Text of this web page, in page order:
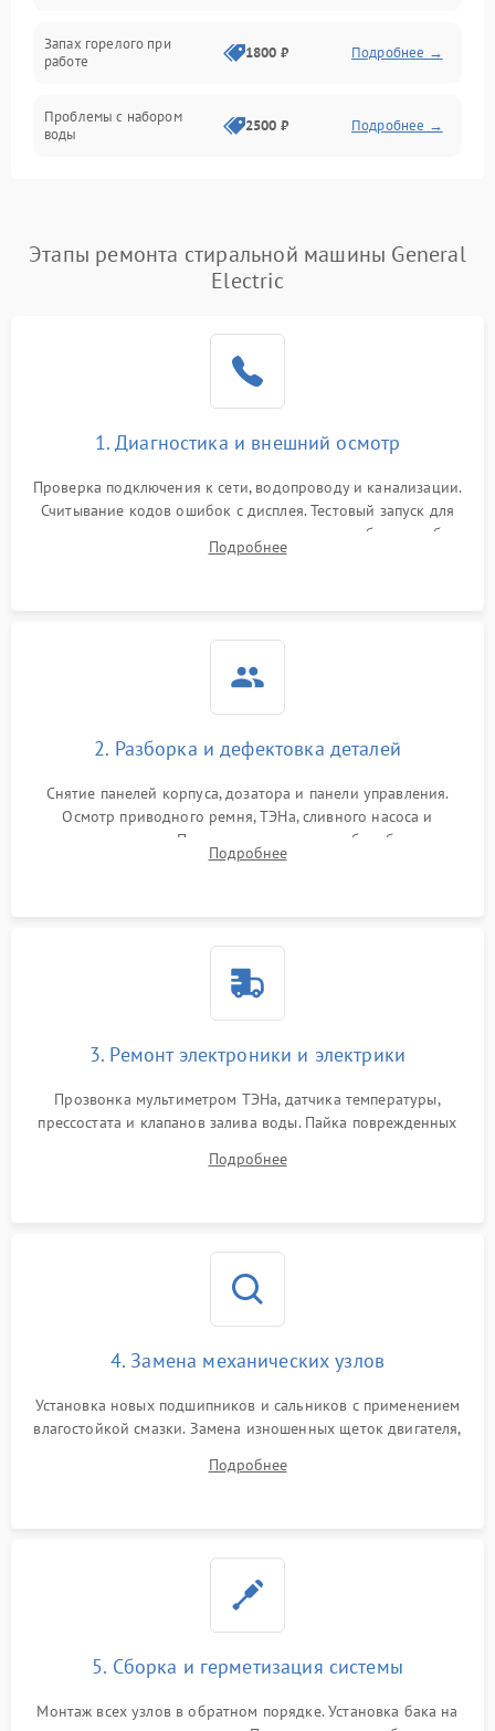
Запах горелого при
работе
1800 ₽ Подробнее →
Проблемы с набором
воды
2500 ₽ Подробнее →
Подробнее →
Этапы ремонта стиральной машины General
Electric
1. Диагностика и внешний осмотр
Проверка подключения к сети, водопроводу и канализации.
Считывание кодов ошибок с дисплея. Тестовый запуск для
выявления посторонних шумов, протечек или сбоев в работе
электронного модуля управления.
Подробнее
2. Разборка и дефектовка деталей
Снятие панелей корпуса, дозатора и панели управления.
Осмотр приводного ремня, ТЭНа, сливного насоса и
амортизаторов. Проверка подшипников барабана и
крестовины на износ, а манжеты люка на разрывы.
Подробнее
3. Ремонт электроники и электрики
Прозвонка мультиметром ТЭНа, датчика температуры,
прессостата и клапанов залива воды. Пайка поврежденных
Восстановление целостности проводки и контактов.
Подробнее
4. Замена механических узлов
Установка новых подшипников и сальников с применением
влагостойкой смазки. Замена изношенных щеток двигателя,
или поврежденной резиновой манжеты.
Подробнее
5. Сборка и герметизация системы
Монтаж всех узлов в обратном порядке. Установка бака на